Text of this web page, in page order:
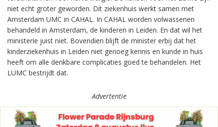
niet echt groter geworden. Dit ziekenhuis werkt samen met
Amsterdam UMC in CAHAL. In CAHAL worden volwassenen
behandeld in Amsterdam, de kinderen in Leiden. En dat wil het
ministerie juist niet. Bovendien blijft de minister erbij dat het
kinderziekenhuis in Leiden niet genoeg kennis en kunde in huis
heeft om alle denkbare complicaties goed te behandelen. Het
LUMC bestrijdt dat.
Advertentie